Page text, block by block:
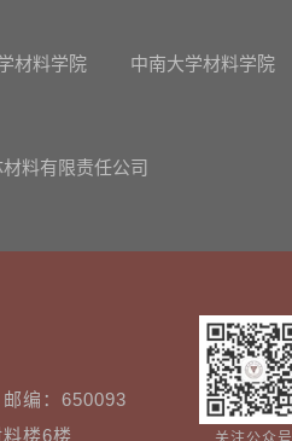
材料学院
中南大学材料学院
料有限责任公司
编：650093
楼6楼